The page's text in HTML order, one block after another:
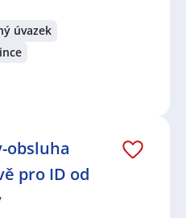
úvazek
obsluha
pro ID od